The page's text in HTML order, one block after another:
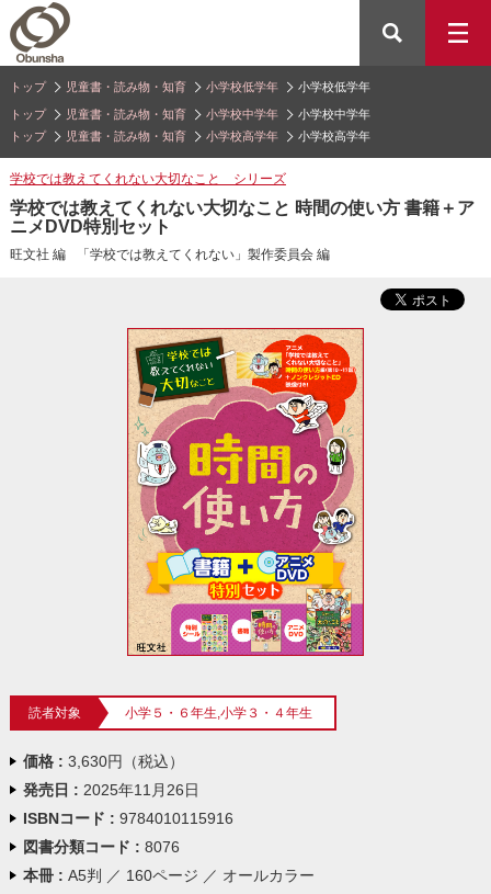
トップ 児童書・読み物・知育 小学校低学年 小学校低学年
トップ 児童書・読み物・知育 小学校中学年
小学校中学年
トップ
児童書・読み物・知育 小学校高学年 小学校高学年
学校では教えてくれない大切なこと シリーズ
学校では教えてくれない大切なこと 時間の使い方 書籍＋ア
ニメDVD特別セット
旺文社 編 「学校では教えてくれない」製作委員会 編
読者対象 小学５・６年生,小学３・４年生
価格 : 3,630円（税込）
発売日 : 2025年11月26日
ISBNコード : 9784010115916
図書分類コード : 8076
本冊 : A5判 ／ 160ページ ／ オールカラー